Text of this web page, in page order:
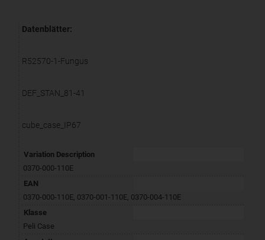
Datenblätter:
R52570-1-Fungus
DEF_STAN_81-41
cube_case_IP67
Variation Description
0370-000-110E
EAN
0370-000-110E, 0370-001-110E, 0370-004-110E
Klasse
Peli Case